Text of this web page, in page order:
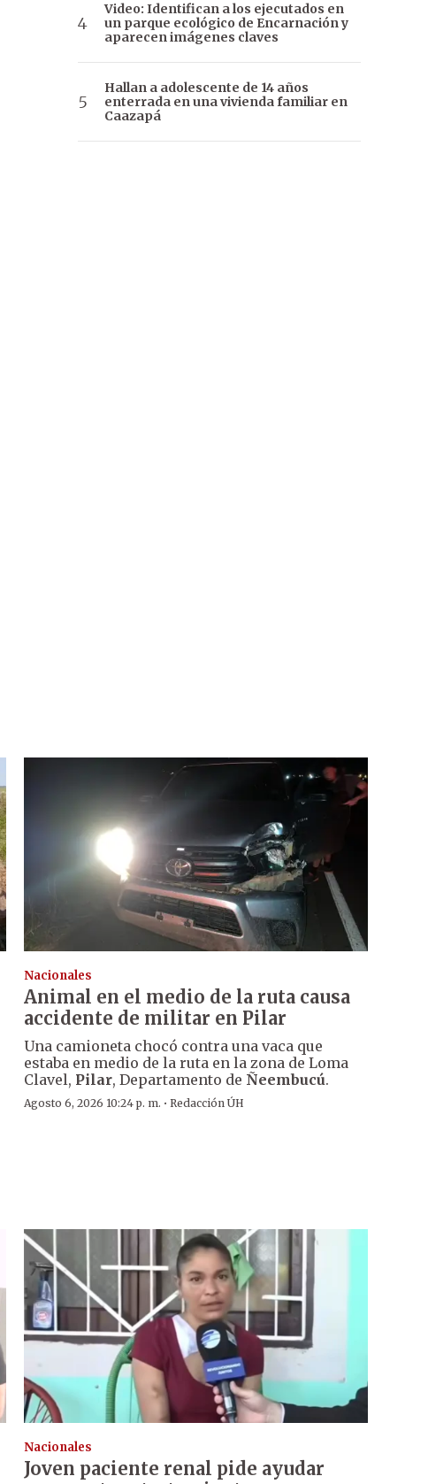
Video: Identifican a los ejecutados en
un parque ecológico de Encarnación y
aparecen imágenes claves
Hallan a adolescente de 14 años
enterrada en una vivienda familiar en
Caazapá
Nacionales
Animal en el medio de la ruta causa
accidente de militar en Pilar
Una camioneta chocó contra una vaca que
estaba en medio de la ruta en la zona de Loma
Clavel, Pilar, Departamento de Ñeembucú.
Agosto 6, 2026 10:24 p. m. · Redacción ÚH
Nacionales
Joven paciente renal pide ayudar